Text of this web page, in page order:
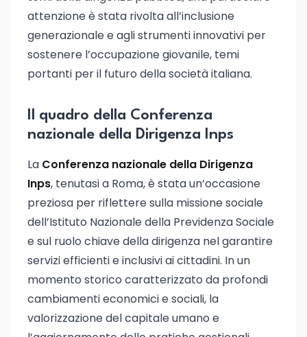
attenzione è stata rivolta all’inclusione
generazionale e agli strumenti innovativi per
sostenere l’occupazione giovanile, temi
portanti per il futuro della società italiana.
Il quadro della Conferenza
nazionale della Dirigenza Inps
La Conferenza nazionale della Dirigenza
Inps, tenutasi a Roma, è stata un’occasione
preziosa per riflettere sulla missione sociale
dell’Istituto Nazionale della Previdenza Sociale
e sul ruolo chiave della dirigenza nel garantire
servizi efficienti e inclusivi ai cittadini. In un
momento storico caratterizzato da profondi
cambiamenti economici e sociali, la
valorizzazione del capitale umano e